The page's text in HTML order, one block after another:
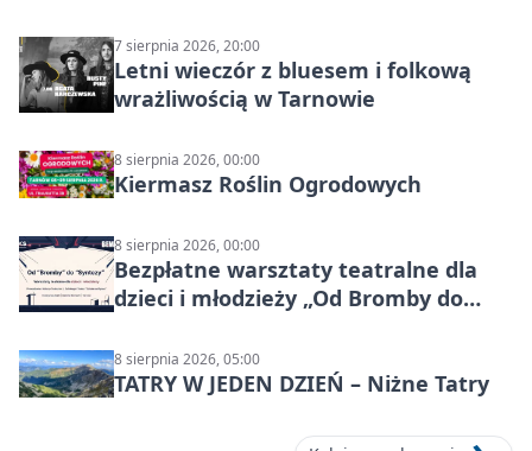
7 sierpnia 2026, 20:00
Letni wieczór z bluesem i folkową
wrażliwością w Tarnowie
8 sierpnia 2026, 00:00
Kiermasz Roślin Ogrodowych
8 sierpnia 2026, 00:00
Bezpłatne warsztaty teatralne dla
dzieci i młodzieży „Od Bromby do
8 sierpnia 2026, 05:00
TATRY W JEDEN DZIEŃ – Niżne Tatry